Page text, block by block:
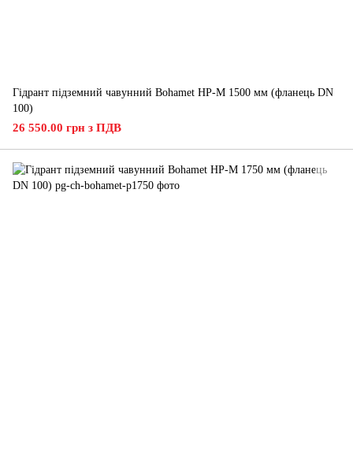
Гідрант підземний чавунний Bohamet HP-M 1500 мм (фланець DN
100)
26 550.00 грн з ПДВ